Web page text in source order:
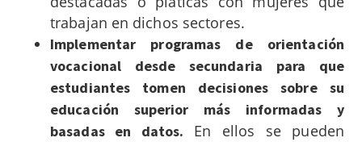
trabajan en dichos sectores.
Implementar programas de orientación
vocacional desde secundaria para que
estudiantes tomen decisiones sobre su
educación superior más informadas y
basadas en datos. En ellos se pueden